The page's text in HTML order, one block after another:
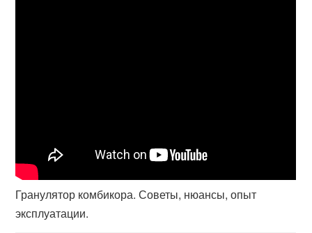
Гранулятор комбикора. Советы, нюансы, опыт
эксплуатации.